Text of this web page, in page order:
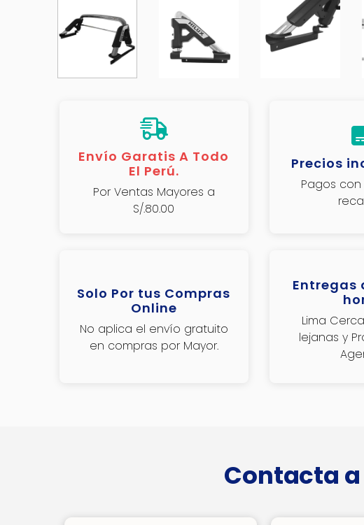
Envío Garatis A Todo
El Perú.
Por Ventas Mayores a
S/.80.00
Precios
Pagos con
Solo Por tus Compras
Online
No aplica el envío gratuito
en compras por Mayor.
Entregas
Lima
lejanas y
Contacta